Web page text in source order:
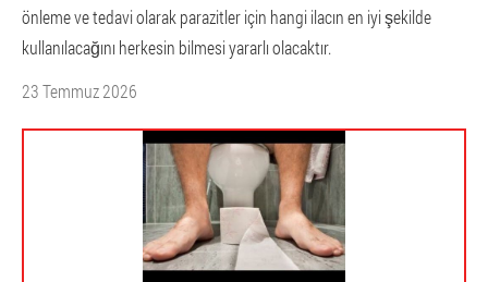
önleme ve tedavi olarak parazitler için hangi ilacın en iyi şekilde
kullanılacağını herkesin bilmesi yararlı olacaktır.
23 Temmuz 2026